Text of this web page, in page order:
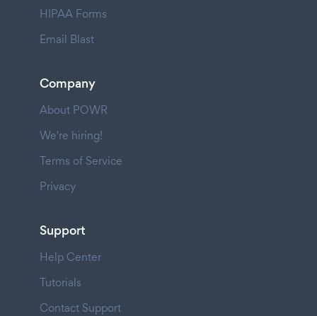
HIPAA Forms
Email Blast
Company
About POWR
We're hiring!
Terms of Service
Privacy
Support
Help Center
Tutorials
Contact Support